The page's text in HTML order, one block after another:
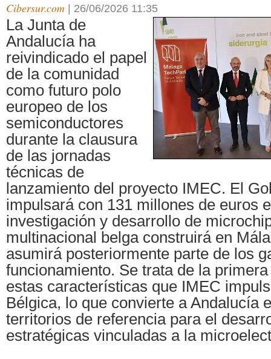
Cibersur.com 26/06/2026 11:35
La Junta de
Andalucía ha
reivindicado el papel
de la comunidad
como futuro polo
europeo de los
semiconductores
durante la clausura
de las jornadas
técnicas de
lanzamiento del proyecto IMEC. El
impulsará con 131 millones de euros
investigación y desarrollo de
multinacional belga construirá en
asumirá posteriormente parte de los
funcionamiento. Se trata de la
estas características que IMEC
Bélgica, lo que convierte a Andalucía
territorios de referencia para el
estratégicas vinculadas a la